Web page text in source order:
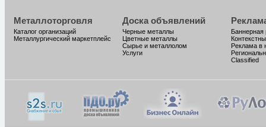
Металлоторговля
Каталог организаций
Металлургический маркетплейс
Доска объявлений
Черные металлы
Цветные металлы
Сырье и металлолом
Услуги
Баннерная
Реклама в
Classified